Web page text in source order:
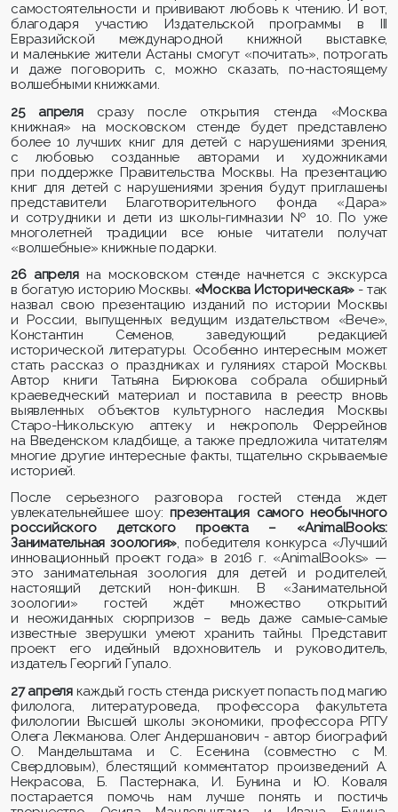
самостоятельности и прививают любовь к чтению. И вот,
благодаря участию Издательской программы в III
Евразийской международной книжной выставке,
и маленькие жители Астаны смогут «почитать», потрогать
и даже поговорить с, можно сказать, по-настоящему
волшебными книжками.
25 апрелясразу после открытия стенда «Москва
книжная» на московском стенде будет представлено
более 10 лучших книг для детей с нарушениями зрения,
с любовью созданные авторами и художниками
при поддержке Правительства Москвы. На презентацию
книг для детей с нарушениями зрения будут приглашены
представители Благотворительного фонда «Дара»
и сотрудники и дети из школы-гимназии № 10. По уже
многолетней традиции все юные читатели получат
«волшебные» книжные подарки.
26 апреля на московском стенде начнется с экскурса
в богатую историю Москвы. «Москва Историческая» - так
назвал свою презентацию изданий по истории Москвы
и России, выпущенных ведущим издательством «Вече»,
Константин Семенов, заведующий редакцией
исторической литературы. Особенно интересным может
стать рассказ о праздниках и гуляниях старой Москвы.
Автор книги Татьяна Бирюкова собрала обширный
краеведческий материал и поставила в реестр вновь
выявленных объектов культурного наследия Москвы
Старо-Никольскую аптеку и некрополь Феррейнов
на Введенском кладбище, а также предложила читателям
многие другие интересные факты, тщательно скрываемые
историей.
После серьезного разговора гостей стенда ждет
увлекательнейшее шоу:презентация самого необычного
российского детского проекта – «AnimalBooks:
Занимательная зоология», победителя конкурса «Лучший
инновационный проект года» в 2016 г. «AnimalBooks» —
это занимательная зоология для детей и родителей,
настоящий детский нон-фикшн. В «Занимательной
зоологии» гостей ждёт множество открытий
и неожиданных сюрпризов – ведь даже самые-самые
известные зверушки умеют хранить тайны. Представит
проект его идейный вдохновитель и руководитель,
издатель Георгий Гупало.
27 апрелякаждый гость стенда рискует попасть под магию
филолога, литературоведа, профессора факультета
филологии Высшей школы экономики, профессора РГГУ
Олега Лекманова. Олег Андершанович - автор биографий
О. Мандельштама и С. Есенина (совместно с М.
Свердловым), блестящий комментатор произведений А.
Некрасова, Б. Пастернака, И. Бунина и Ю. Коваля
постарается помочь нам лучше понять и постичь